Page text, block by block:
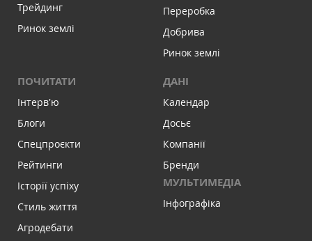
Трейдинг
Ринок землі
Переробка
Добрива
Ринок землі
ПОЧИТАТИ
Інтервʼю
Блоги
Спецпроєкти
Рейтинги
Історії успіху
Стиль життя
Агродебати
ДАНІ
Календар
Досьє
Компанії
Бренди
МУЛЬТИМЕДІА
Інфографіка